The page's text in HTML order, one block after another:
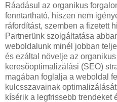
Ráadásul az organikus
fenntartható, hiszen nem
ráfordítást, szemben a fizetett
Partnerünk szolgáltatása
weboldalunk minél jobban
és ezáltal növelje az
keresőoptimalizálási (SEO)
magában foglalja a weboldal
kulcsszavainak
kísérik a legfrissebb trendeket